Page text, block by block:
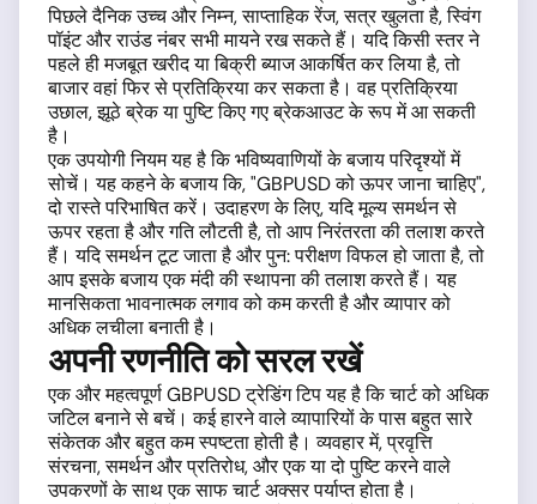
पिछले दैनिक उच्च और निम्न, साप्ताहिक रेंज, सत्र खुलता है, स्विंग
पॉइंट और राउंड नंबर सभी मायने रख सकते हैं। यदि किसी स्तर ने
पहले ही मजबूत खरीद या बिक्री ब्याज आकर्षित कर लिया है, तो
बाजार वहां फिर से प्रतिक्रिया कर सकता है। वह प्रतिक्रिया
उछाल, झूठे ब्रेक या पुष्टि किए गए ब्रेकआउट के रूप में आ सकती
है।
एक उपयोगी नियम यह है कि भविष्यवाणियों के बजाय परिदृश्यों में
सोचें। यह कहने के बजाय कि, "GBPUSD को ऊपर जाना चाहिए",
दो रास्ते परिभाषित करें। उदाहरण के लिए, यदि मूल्य समर्थन से
ऊपर रहता है और गति लौटती है, तो आप निरंतरता की तलाश करते
हैं। यदि समर्थन टूट जाता है और पुन: परीक्षण विफल हो जाता है, तो
आप इसके बजाय एक मंदी की स्थापना की तलाश करते हैं। यह
मानसिकता भावनात्मक लगाव को कम करती है और व्यापार को
अधिक लचीला बनाती है।
अपनी रणनीति को सरल रखें
एक और महत्वपूर्ण GBPUSD ट्रेडिंग टिप यह है कि चार्ट को अधिक
जटिल बनाने से बचें। कई हारने वाले व्यापारियों के पास बहुत सारे
संकेतक और बहुत कम स्पष्टता होती है। व्यवहार में, प्रवृत्ति
संरचना, समर्थन और प्रतिरोध, और एक या दो पुष्टि करने वाले
उपकरणों के साथ एक साफ चार्ट अक्सर पर्याप्त होता है।